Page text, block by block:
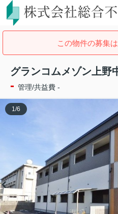
この物件の募集
グランコムメゾン上野
- 管理/共益費 -
1/6